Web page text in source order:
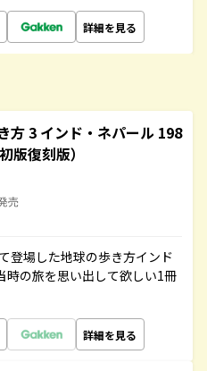
詳細を見る
方 3 インド・ネパール 198
版復刻版）
売
登場した地球の歩き方インド
の旅を思い出して欲しい1冊
詳細を見る